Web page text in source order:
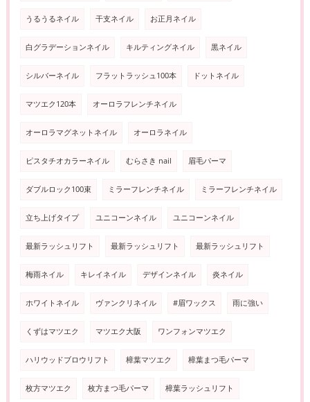
うるうるネイル 干支ネイル お正月ネイル
白グラデーションネイル キルティングネイル 黒ネイル
シルバーネイル フラットラッシュ100本 ドットネイル
マツエク120本 オーロラフレンチネイル
オーロラマグネットネイル オーロラネイル
ピスタチオカラーネイル むらさき nail 眉毛パーマ
ダブルロック100束 ミラーフレンチネイル ミラーフレンチネイル
立ち上げタイプ ユニコーンネイル ユニコーンネイル
最新ラッシュリフト 最新ラッシュリフト 最新ラッシュリフト
梅雨ネイル キレイネイル デザインネイル 炎ネイル
ホワイトネイル ヴァンクリネイル #眉ワックス 雨に強い
くずはマツエク マツエク大阪 ワンフォンマツエク
ハリウッドブロウリフト 樟葉マツエク 樟葉まつ毛パーマ
枚方マツエク 枚方まつ毛パーマ 樟葉ラッシュリフト